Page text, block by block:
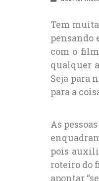
Tem
pensando
com o
qualquer
Seja para
para a
As
pois
roteiro do
apontar